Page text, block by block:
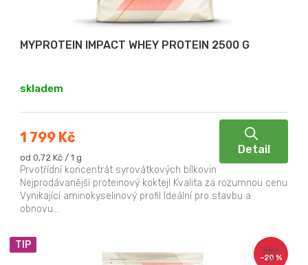
MYPROTEIN IMPACT WHEY PROTEIN 2500 G
skladem
1 799 Kč
Měrná
cena:
od 0,72 Kč / 1 g
Detail
Prvotřídní koncentrát syrovátkových bílkovin
Nejprodávanější proteinový koktejl Kvalita za rozumnou cenu
Vynikající aminokyselinový profil Ideální pro stavbu a
obnovu...
TIP
880
Kč
–20 %